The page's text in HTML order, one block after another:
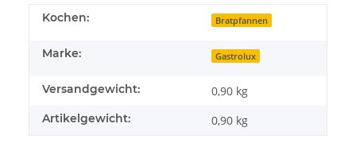
Kochen: Bratpfannen
Marke: Gastrolux
Versandgewicht: 0,90 kg
Artikelgewicht: 0,90 kg